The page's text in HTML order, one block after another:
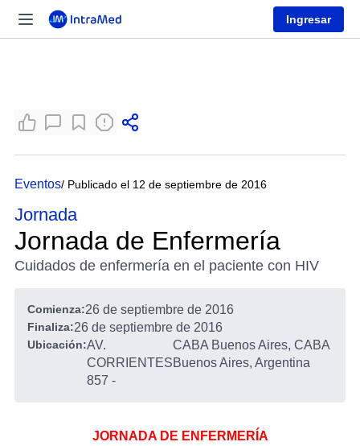
Ingresar
Eventos/ Publicado el 12 de septiembre de 2016
Jornada
Jornada de Enfermería
Cuidados de enfermería en el paciente con HIV
Comienza:26 de septiembre de 2016
Finaliza:26 de septiembre de 2016
Ubicación:AV.
CORRIENTES
857 -
CABA Buenos Aires, CABA
Buenos Aires, Argentina
JORNADA DE ENFERMERÍA